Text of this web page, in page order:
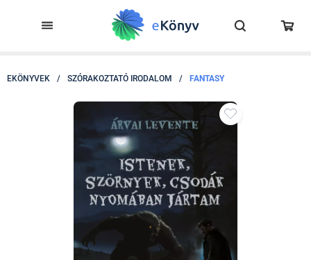
EKÖNYVEK / SZÓRAKOZTATÓ IRODALOM / FANTASY